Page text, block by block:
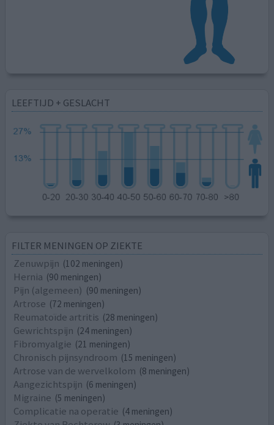
LEEFTIJD + GESLACHT
FILTER MENINGEN OP ZIEKTE
Zenuwpijn (102 meningen)
Hernia (90 meningen)
Pijn (algemeen) (90 meningen)
Artrose (72 meningen)
Reumatoïde artritis (28 meningen)
Gewrichtspijn (24 meningen)
Fibromyalgie (21 meningen)
Chronisch pijnsyndroom (15 meningen)
Artrose van de wervelkolom (8 meningen)
Aangezichtspijn (6 meningen)
Migraine (5 meningen)
Complicatie na operatie (4 meningen)